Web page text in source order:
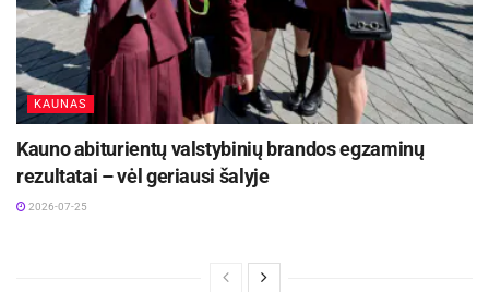
KAUNAS
Kauno abiturientų valstybinių brandos egzaminų
rezultatai – vėl geriausi šalyje
2026-07-25